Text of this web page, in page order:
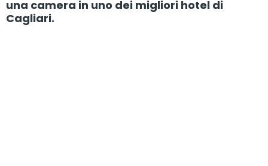
una camera in uno dei migliori hotel di
Cagliari.